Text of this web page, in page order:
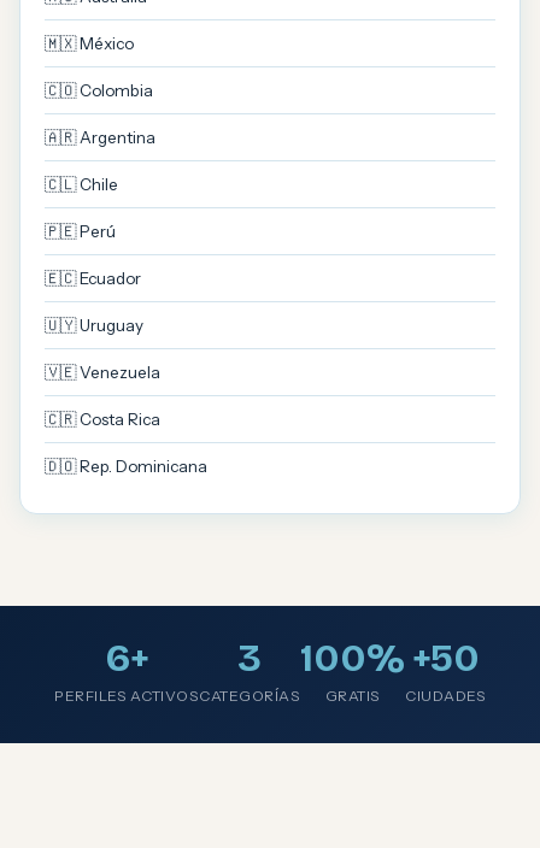
🇲🇽 México
🇨🇴 Colombia
🇦🇷 Argentina
🇨🇱 Chile
🇵🇪 Perú
🇪🇨 Ecuador
🇺🇾 Uruguay
🇻🇪 Venezuela
🇨🇷 Costa Rica
🇩🇴 Rep. Dominicana
6+
PERFILES ACTIVOS
3
CATEGORÍAS
100%
GRATIS
+50
CIUDADES